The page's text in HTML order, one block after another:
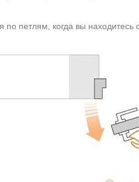
петлям, когда вы